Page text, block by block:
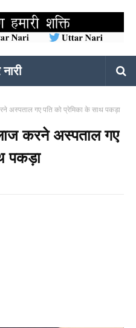
अस्पताल गए पति को प्रेमिका के साथ पकड़ा
करने अस्पताल गए
पकड़ा